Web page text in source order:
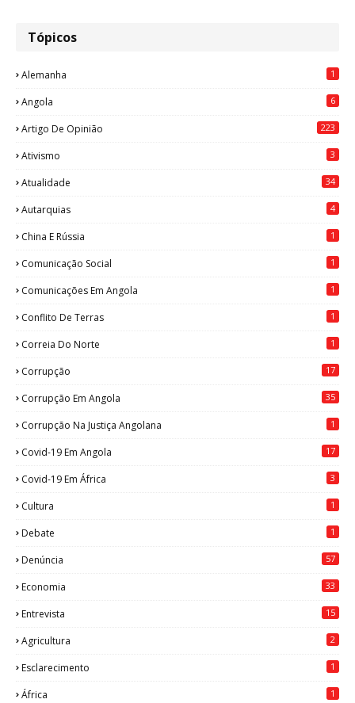
Tópicos
Alemanha 1
Angola 6
Artigo De Opinião 223
Ativismo 3
Atualidade 34
Autarquias 4
China E Rússia 1
Comunicação Social 1
Comunicações Em Angola 1
Conflito De Terras 1
Correia Do Norte 1
Corrupção 17
Corrupção Em Angola 35
Corrupção Na Justiça Angolana 1
Covid-19 Em Angola 17
Covid-19 Em África 3
Cultura 1
Debate 1
Denúncia 57
Economia 33
Entrevista 15
Agricultura 2
Esclarecimento 1
África 1